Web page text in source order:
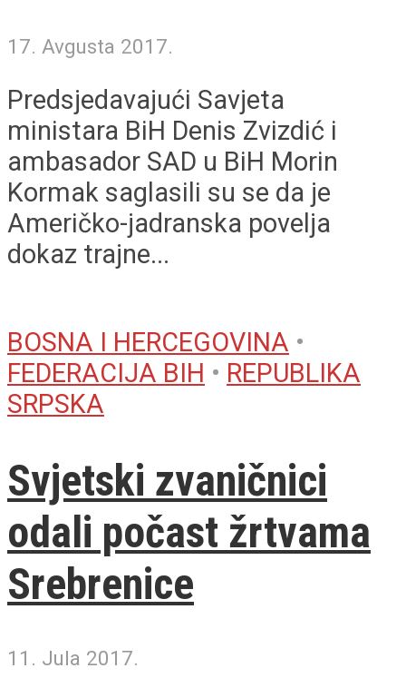
17. Avgusta 2017.
Predsjedavajući Savjeta
ministara BiH Denis Zvizdić i
ambasador SAD u BiH Morin
Kormak saglasili su se da je
Američko-jadranska povelja
dokaz trajne...
BOSNA I HERCEGOVINA •
FEDERACIJA BIH • REPUBLIKA
SRPSKA
Svjetski zvaničnici
odali počast žrtvama
Srebrenice
11. Jula 2017.